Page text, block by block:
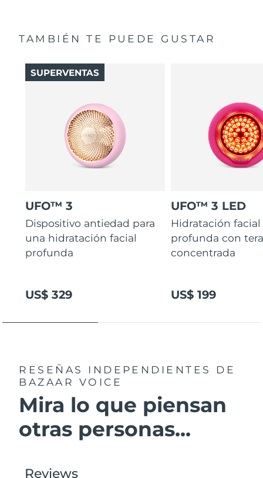
TAMBIÉN TE PUEDE GUSTAR
UFO™ 3
Dispositivo antiedad para
una hidratación facial
profunda
US$ 329
SUPERVENTAS
UFO™ 3 LED
Hidratación facial
profunda con
concentrada
US$ 199
RESEÑAS INDEPENDIENTES
DE
BAZAAR VOICE
Mira lo que piensan
otras personas...